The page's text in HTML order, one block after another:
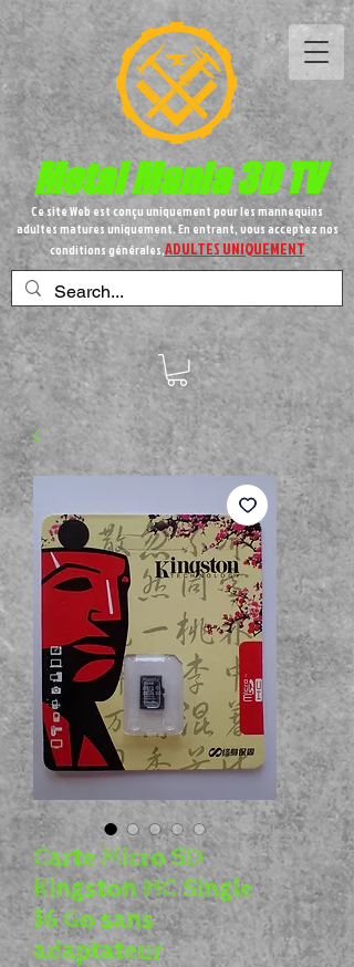
MetalMania 3D TV
Ce site Web est conçu uniquement pour les mannequins
adultes matures uniquement. En entrant, vous acceptez nos
conditions générales,ADULTES UNIQUEMENT
Carte Micro SD
Kingston HC Single
16 Go sans
adaptateur